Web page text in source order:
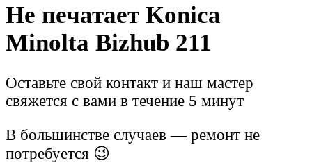
Не печатает Konica
Minolta Bizhub 211
Оставьте свой контакт и наш мастер
свяжется с вами в течение 5 минут
В большинстве случаев — ремонт не
потребуется 😉